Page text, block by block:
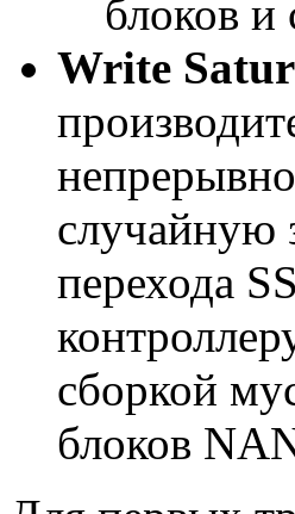
блоков и
Write
случайную
перехода
сборкой
блоков